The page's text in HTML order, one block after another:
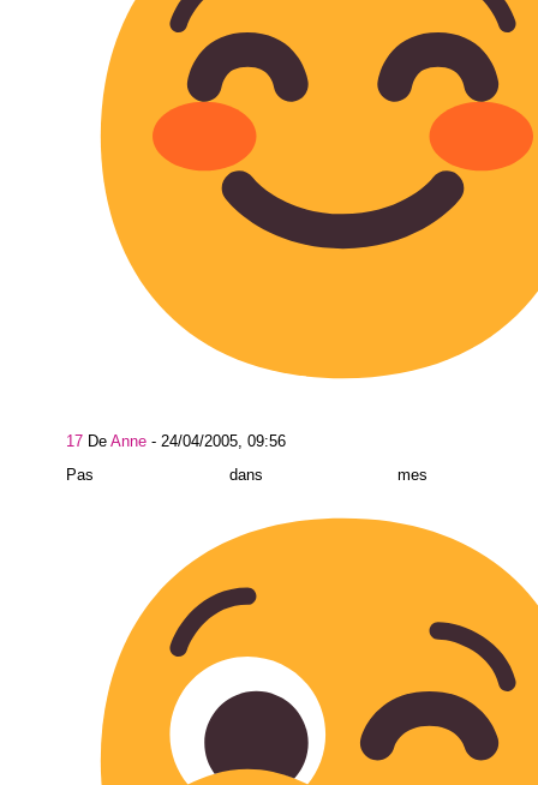
17 De Anne - 24/04/2005, 09:56
Pas dans mes